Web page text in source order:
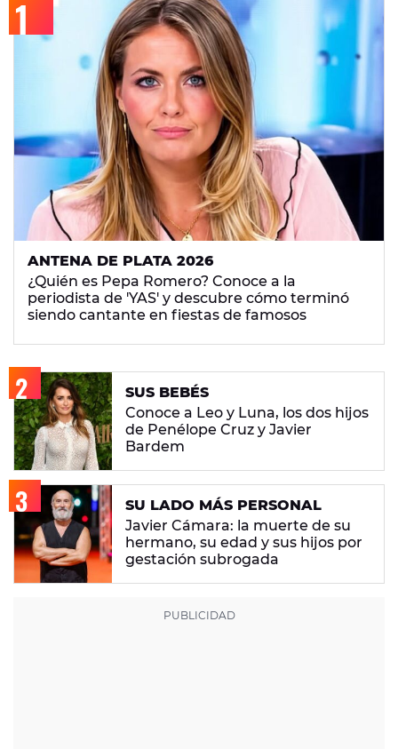
ANTENA DE PLATA 2026
¿Quién es Pepa Romero? Conoce a la
periodista de 'YAS' y descubre cómo terminó
siendo cantante en fiestas de famosos
SUS BEBÉS
Conoce a Leo y Luna, los dos hijos
de Penélope Cruz y Javier
Bardem
SU LADO MÁS PERSONAL
Javier Cámara: la muerte de su
hermano, su edad y sus hijos por
gestación subrogada